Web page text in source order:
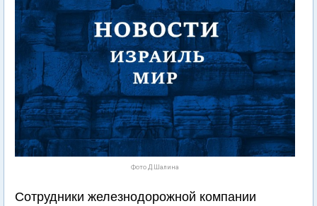
Фото Д.Шалина
Сотрудники железнодорожной компании